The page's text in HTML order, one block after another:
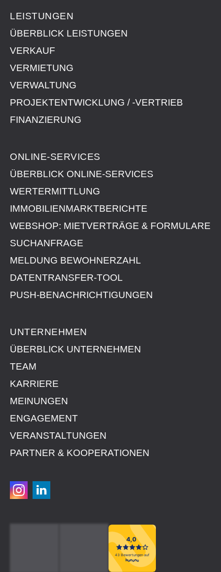
LEISTUNGEN
ÜBERBLICK LEISTUNGEN
VERKAUF
VERMIETUNG
VERWALTUNG
PROJEKTENTWICKLUNG / -VERTRIEB
FINANZIERUNG
ONLINE-SERVICES
ÜBERBLICK ONLINE-SERVICES
WERTERMITTLUNG
IMMOBILIEN­MARKT­BERICHTE
WEBSHOP: MIETVERTRÄGE & FORMULARE
SUCHANFRAGE
MELDUNG BEWOHNERZAHL
DATENTRANSFER-TOOL
PUSH-BENACHRICHTIGUNGEN
UNTERNEHMEN
ÜBERBLICK UNTERNEHMEN
TEAM
KARRIERE
MEINUNGEN
ENGAGEMENT
VERANSTALTUNGEN
PARTNER & KOOPERATIONEN
4,0
43 Bewertungen auf